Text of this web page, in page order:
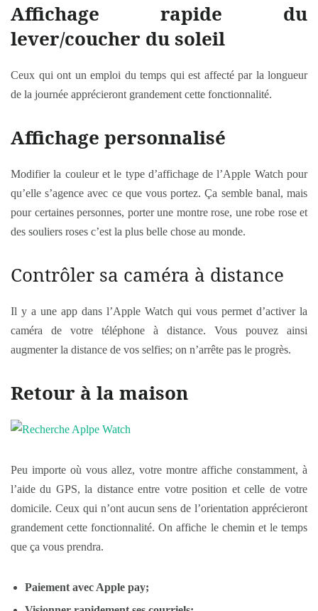
Affichage rapide du
lever/coucher du soleil
Ceux qui ont un emploi du temps qui est affecté par la longueur
de la journée apprécieront grandement cette fonctionnalité.
Affichage personnalisé
Modifier la couleur et le type d’affichage de l’Apple Watch pour
qu’elle s’agence avec ce que vous portez. Ça semble banal, mais
pour certaines personnes, porter une montre rose, une robe rose et
des souliers roses c’est la plus belle chose au monde.
Contrôler sa caméra à distance
Il y a une app dans l’Apple Watch qui vous permet d’activer la
caméra de votre téléphone à distance. Vous pouvez ainsi
augmenter la distance de vos selfies; on n’arrête pas le progrès.
Retour à la maison
Peu importe où vous allez, votre montre affiche constamment, à
l’aide du GPS, la distance entre votre position et celle de votre
domicile. Ceux qui n’ont aucun sens de l’orientation apprécieront
grandement cette fonctionnalité. On affiche le chemin et le temps
que ça vous prendra.
Paiement avec Apple pay;